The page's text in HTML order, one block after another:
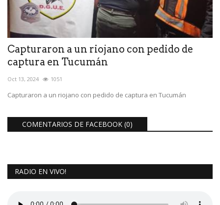
Capturaron a un riojano con pedido de
captura en Tucumán
Oct 13, 2024 1051
Capturaron a un riojano con pedido de captura en Tucumán
COMENTARIOS DE FACEBOOK (0)
RADIO EN VIVO!